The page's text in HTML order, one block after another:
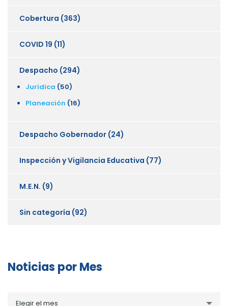
Cobertura (363)
COVID 19 (11)
Despacho (294)
Juridica (50)
Planeación (16)
Despacho Gobernador (24)
Inspección y Vigilancia Educativa (77)
M.E.N. (9)
Sin categoría (92)
Noticias por Mes
Elegir el mes